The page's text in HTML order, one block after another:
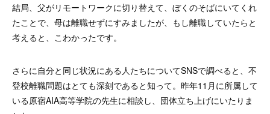
結局、父がリモートワークに切り替えて、ぼくのそばにいてくれ
たことで、母は離職せずにすみましたが、もし離職していたらと
考えると、こわかったです。
さらに自分と同じ状況にある人たちについてSNSで調べると、不
登校離職問題はとても深刻であると知って。昨年11月に所属して
いる原宿AIA高等学院の先生に相談し、団体立ち上げにいたりま